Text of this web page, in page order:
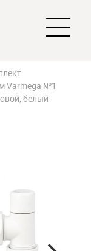
Varmega №1
белый